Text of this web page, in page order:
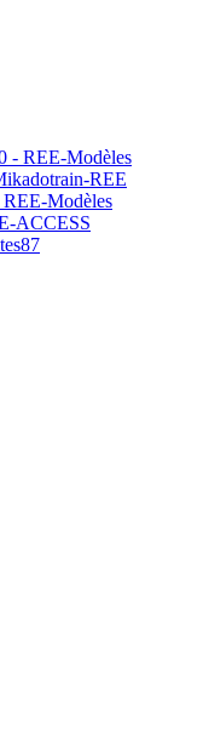
- REE-Modèles
REE
Modèles
ACCESS